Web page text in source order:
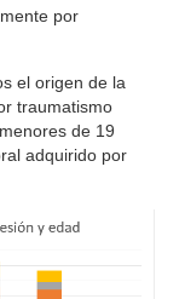
por
el origen de la
traumatismo
de 19
adquirido por